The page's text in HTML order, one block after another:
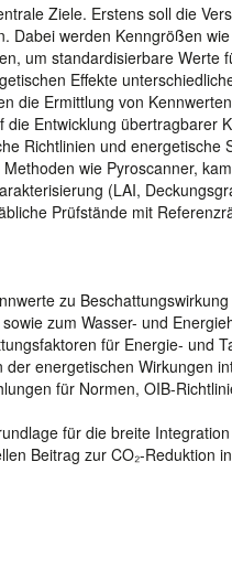
Ziele. Erstens soll die
Dabei werden Kenngrößen
um standardisierbare Werte
Effekte
die Ermittlung von
Entwicklung übertragbarer
Richtlinien und
wie Pyroscanner,
(LAI,
Prüfstände mit
zu
zum Wasser- und
für Energie- und
energetischen Wirkungen
für Normen, OIB-
für die breite
Beitrag zur CO₂-Reduktion